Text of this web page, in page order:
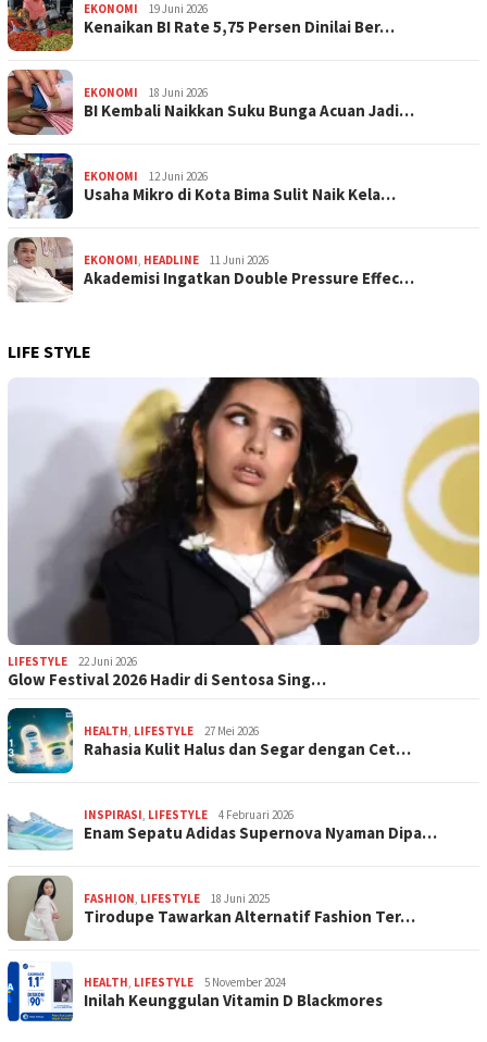
EKONOMI 19 Juni 2026
Kenaikan BI Rate 5,75 Persen Dinilai Ber…
EKONOMI 18 Juni 2026
BI Kembali Naikkan Suku Bunga Acuan Jadi…
EKONOMI 12 Juni 2026
Usaha Mikro di Kota Bima Sulit Naik Kela…
EKONOMI, HEADLINE 11 Juni 2026
Akademisi Ingatkan Double Pressure Effec…
LIFE STYLE
LIFESTYLE 22 Juni 2026
Glow Festival 2026 Hadir di Sentosa Sing…
HEALTH, LIFESTYLE 27 Mei 2026
Rahasia Kulit Halus dan Segar dengan Cet…
INSPIRASI, LIFESTYLE 4 Februari 2026
Enam Sepatu Adidas Supernova Nyaman Dipa…
FASHION, LIFESTYLE 18 Juni 2025
Tirodupe Tawarkan Alternatif Fashion Ter…
HEALTH, LIFESTYLE 5 November 2024
Inilah Keunggulan Vitamin D Blackmores